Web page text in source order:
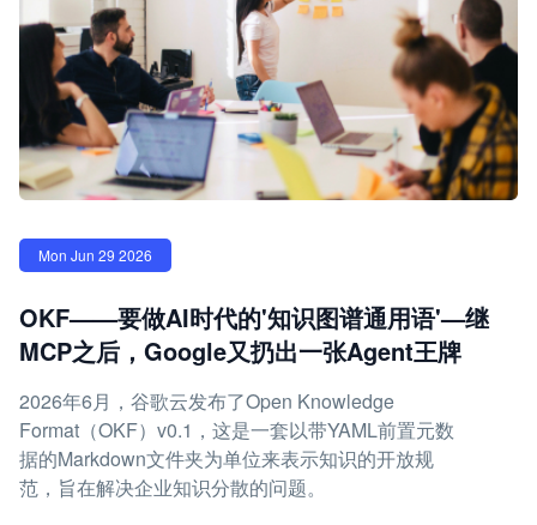
Mon Jun 29 2026
OKF——要做AI时代的'知识图谱通用语'—继
MCP之后，Google又扔出一张Agent王牌
2026年6月，谷歌云发布了Open Knowledge
Format（OKF）v0.1，这是一套以带YAML前置元数
据的Markdown文件夹为单位来表示知识的开放规
范，旨在解决企业知识分散的问题。